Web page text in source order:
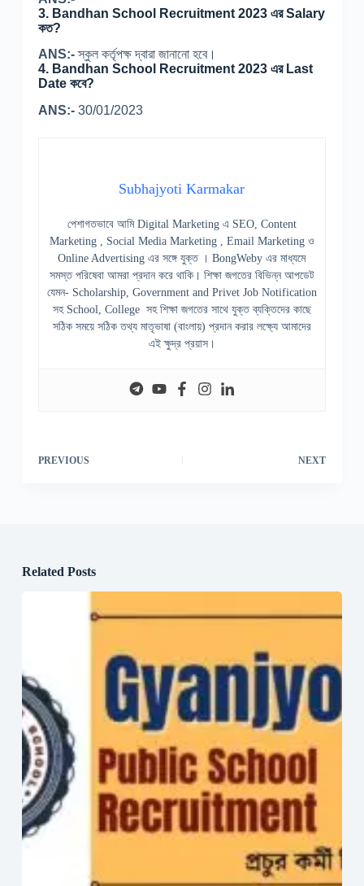
3. Bandhan School Recruitment 2023 এর Salary
কত?
ANS:-স্কুল কর্তৃপক্ষ দ্বারা জানানো হবে।
4. Bandhan School Recruitment 2023 এর Last
Date কবে?
ANS:-30/01/2023
Subhajyoti Karmakar
পেশাগতভাবে আমি Digital Marketing এ SEO, Content
Marketing , Social Media Marketing , Email Marketing ও
Online Advertising এর সঙ্গে যুক্ত । BongWeby এর মাধ্যমে
সমস্ত পরিষেবা আমরা প্রদান করে থাকি। শিক্ষা জগতের বিভিন্ন আপডেট
যেমন- Scholarship, Government and Privet Job Notification
সহ School, College সহ শিক্ষা জগতের সাথে যুক্ত ব্যক্তিদের কাছে
সঠিক সময়ে সঠিক তথ্য মাতৃভাষা (বাংলায়) প্রদান করার লক্ষ্যে আমাদের
এই ক্ষুদ্র প্রয়াস।
PREVIOUS NEXT
Related Posts